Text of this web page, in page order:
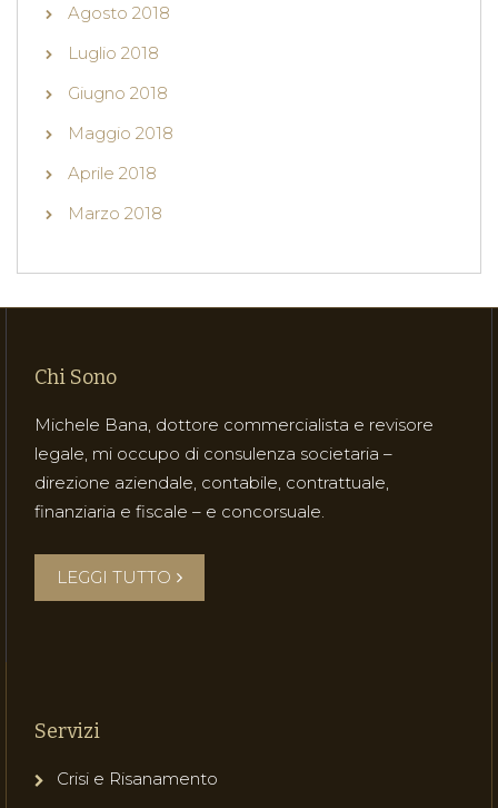
Agosto 2018
Luglio 2018
Giugno 2018
Maggio 2018
Aprile 2018
Marzo 2018
Chi Sono
Michele Bana, dottore commercialista e revisore
legale, mi occupo di consulenza societaria –
direzione aziendale, contabile, contrattuale,
finanziaria e fiscale – e concorsuale.
LEGGI TUTTO
Servizi
Crisi e Risanamento